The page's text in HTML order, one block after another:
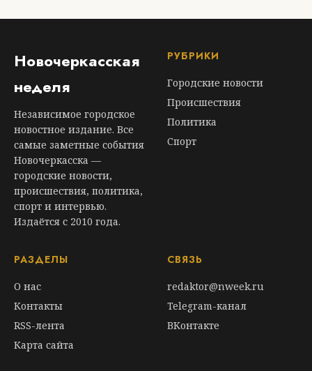
Новочеркасская
неделя
Независимое городское
новостное издание. Все
самые заметные события
Новочеркасска —
городские новости,
происшествия, политика,
спорт и интервью.
Издаётся с 2010 года.
РУБРИКИ
Городские новости
Происшествия
Политика
Спорт
РАЗДЕЛЫ
О нас
Контакты
RSS-лента
Карта сайта
СВЯЗЬ
redaktor@nweek.ru
Telegram-канал
ВКонтакте